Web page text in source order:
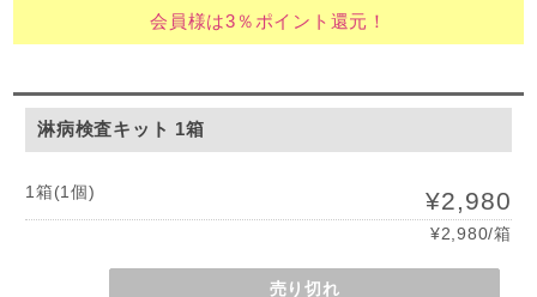
会員様は3％ポイント還元！
淋病検査キット 1箱
1箱(1個) ¥2,980
¥2,980/箱
売り切れ